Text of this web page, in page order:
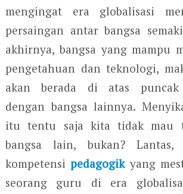
mengingat era globalisasi
persaingan antar bangsa
akhirnya, bangsa yang mampu
pengetahuan dan teknologi,
akan berada di atas puncak
dengan bangsa lainnya.
itu tentu saja kita tidak mau
bangsa lain, bukan?
kompetensipedagogikyang
seorang guru di era